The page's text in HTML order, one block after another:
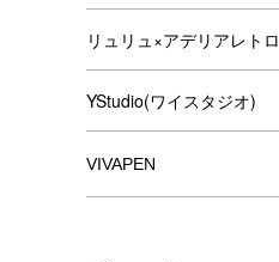
リュリュ×アデリアレトロ
YStudio(ワイスタジオ)
VIVAPEN